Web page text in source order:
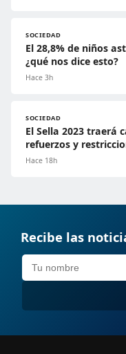
SOCIEDAD
El 28,8% de niños
¿qué nos dice esto?
Hace 3h
SOCIEDAD
El Sella 2023 traerá
refuerzos y
Hace 18h
Recibe las